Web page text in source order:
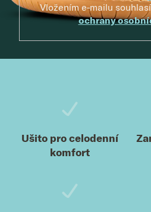
Vložením e-mailu
ochrany
Ušito pro celodenní
komfort